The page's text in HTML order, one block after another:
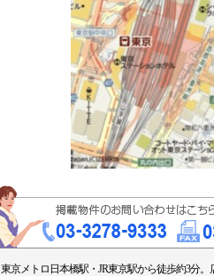
東京メトロ日本橋駅・JR東京駅から徒歩約3分。